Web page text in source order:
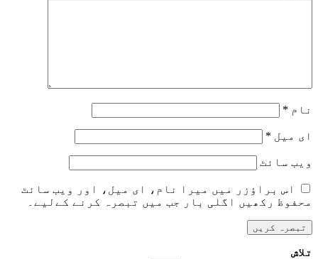
نام *
ای میل *
ویب‌ سائٹ
اس براؤزر میں میرا نام، ای میل، اور ویب سائٹ
محفوظ رکھیں اگلی بار جب میں تبصرہ کرنے کےلیے۔
تلاش